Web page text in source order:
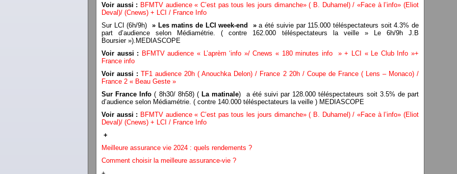
Voir aussi : BFMTV audience « C’est pas tous les jours dimanche» ( B. Duhamel) / «Face à l’info» (Eliot
Deval)/ (Cnews) + LCI / France Info
Sur LCI (6h/9h)
» Les matins de LCI week-end »a été suivie par 115.000 téléspectateurs soit 4.3% de
part d’audience selon Médiamétrie. ( contre 162.000 téléspectateurs la veille » Le 6h/9h J.B
Boursier »).MEDIASCOPE
Voir aussi : BFMTV audience « L’aprèm ‘info »/ Cnews « 180 minutes info » + LCI « Le Club Info »+
France info
Voir aussi :TF1 audience 20h ( Anouchka Delon) / France 2 20h / Coupe de France ( Lens – Monaco) /
France 2 « Beau Geste »
Sur France Info ( 8h30/ 8h58) ( La matinale) a été suivi par 128.000 téléspectateurs soit 3.5% de part
d’audience selon Médiamétrie. ( contre 140.000 téléspectateurs la veille ) MEDIASCOPE
Voir aussi : BFMTV audience « C’est pas tous les jours dimanche» ( B. Duhamel) / «Face à l’info» (Eliot
Deval)/ (Cnews) + LCI / France Info
+
Meilleure assurance vie 2024 : quels rendements ?
Comment choisir la meilleure assurance-vie ?